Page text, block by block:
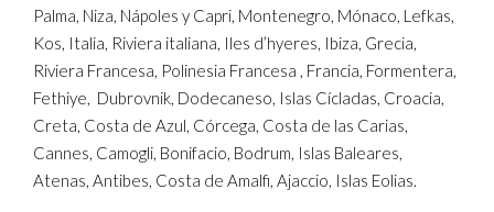
Palma, Niza, Nápoles y Capri, Montenegro, Mónaco, Lefkas,
Kos, Italia, Riviera italiana, Iles d’hyeres, Ibiza, Grecia,
Riviera Francesa, Polinesia Francesa , Francia, Formentera,
Fethiye, Dubrovnik, Dodecaneso, Islas Cícladas, Croacia,
Creta, Costa de Azul, Córcega, Costa de las Carias,
Cannes, Camogli, Bonifacio, Bodrum, Islas Baleares,
Atenas, Antibes, Costa de Amalfi, Ajaccio, Islas Eolias.